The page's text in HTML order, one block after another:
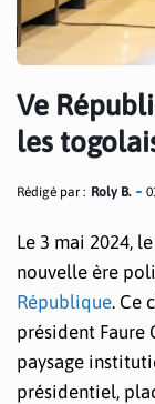
Ve
les
Rédigé par : Roly B.
Le 3 mai 2024,
nouvelle ère
République. Ce
président Faure
paysage
présidentiel,